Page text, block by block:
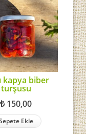
kapya biber
turşusu
₺150,00
Ekle